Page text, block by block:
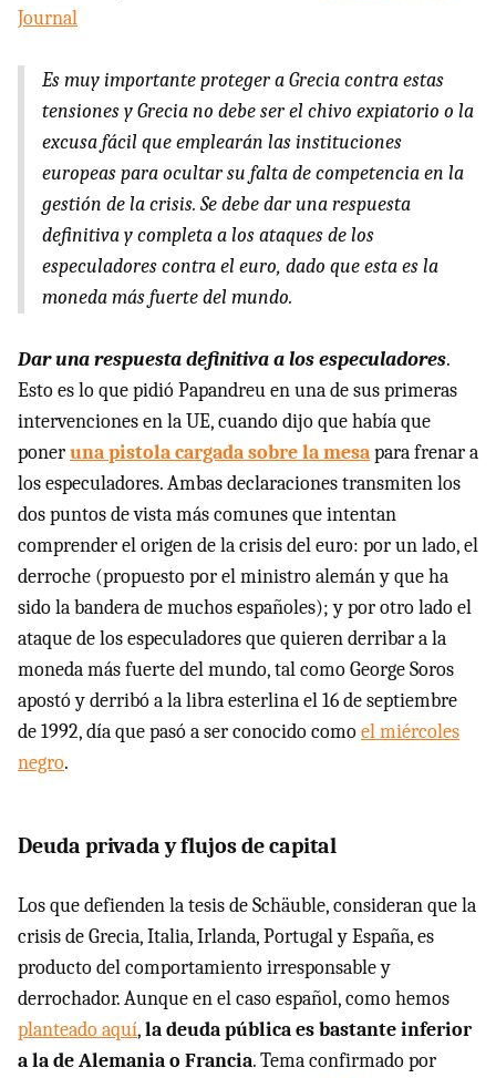
Journal
Es muy importante proteger a Grecia contra estas
tensiones y Grecia no debe ser el chivo expiatorio o la
excusa fácil que emplearán las instituciones
europeas para ocultar su falta de competencia en la
gestión de la crisis. Se debe dar una respuesta
definitiva y completa a los ataques de los
especuladores contra el euro, dado que esta es la
moneda más fuerte del mundo.
Dar una respuesta definitiva a los especuladores.
Esto es lo que pidió Papandreu en una de sus primeras
intervenciones en la UE, cuando dijo que había que
poneruna pistola cargada sobre la mesapara frenar a
los especuladores. Ambas declaraciones transmiten los
dos puntos de vista más comunes que intentan
comprender el origen de la crisis del euro: por un lado, el
derroche (propuesto por el ministro alemán y que ha
sido la bandera de muchos españoles); y por otro lado el
ataque de los especuladores que quieren derribar a la
moneda más fuerte del mundo, tal como George Soros
apostó y derribó a la libra esterlina el 16 de septiembre
de 1992, día que pasó a ser conocido comoel miércoles
negro.
Deuda privada y flujos de capital
Los que defienden la tesis de Schäuble, consideran que la
crisis de Grecia, Italia, Irlanda, Portugal y España, es
producto del comportamiento irresponsable y
derrochador. Aunque en el caso español, como hemos
planteado aquí,la deuda pública es bastante inferior
a la de Alemania o Francia. Tema confirmado por